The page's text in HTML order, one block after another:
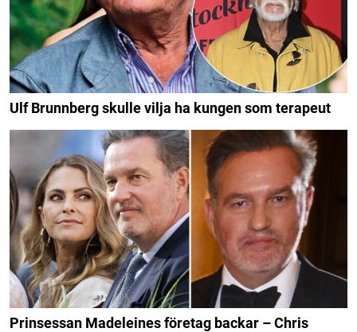
Ulf Brunnberg skulle vilja ha kungen som terapeut
Prinsessan Madeleines företag backar – Chris